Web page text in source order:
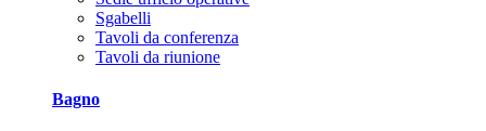
Sgabelli
Tavoli da conferenza
Tavoli da riunione
Bagno